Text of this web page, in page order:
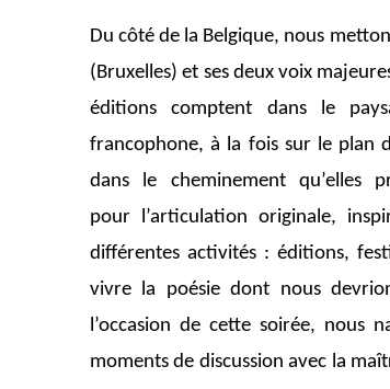
Du côté de la Belgique, nous
(Bruxelles) et ses deux voix
éditions comptent dans le
francophone, à la fois sur le plan
dans le cheminement qu’elles
pour l’articulation originale,
différentes activités : éditions,
vivre la poésie dont nous
l’occasion de cette soirée, nous
moments de discussion avec la